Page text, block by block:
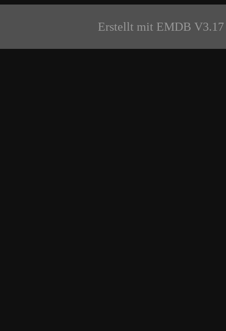
Erstellt mit EMDB V3.17